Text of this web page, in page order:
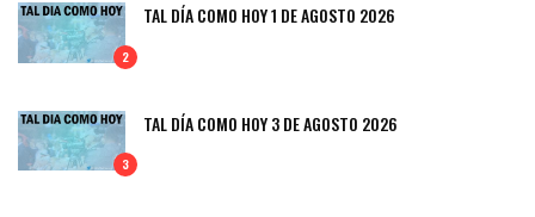
2
TAL DÍA COMO HOY 1 DE AGOSTO 2026
3
TAL DÍA COMO HOY 3 DE AGOSTO 2026